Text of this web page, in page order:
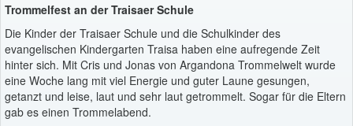
Trommelfest an der Traisaer Schule
Die Kinder der Traisaer Schule und die Schulkinder des
evangelischen Kindergarten Traisa haben eine aufregende Zeit
hinter sich. Mit Cris und Jonas von Argandona Trommelwelt wurde
eine Woche lang mit viel Energie und guter Laune gesungen,
getanzt und leise, laut und sehr laut getrommelt. Sogar für die Eltern
gab es einen Trommelabend.